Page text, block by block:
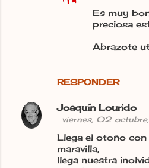
RESPONDER
Es muy
preciosa
Abrazote
Joaquín Lourido
viernes, 02
Llega el otoño
maravilla,
llega nuestra